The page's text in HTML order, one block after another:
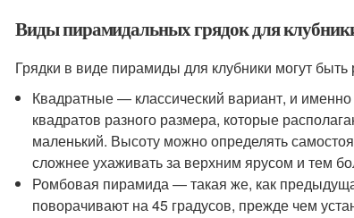
Виды пирамидальных грядок для
Грядки в виде пирамиды для клубники могут
Квадратные — классический вариант, и
квадратов разного размера, которые
маленький. Высоту можно определять
сложнее ухаживать за верхним ярусом и тем
Ромбовая пирамида — такая же, как
поворачивают на 45 градусов, прежде чем